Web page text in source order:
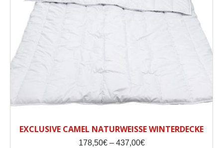
EXCLUSIVE CAMEL NATURWEISSE WINTERDECKE
178,50€ – 437,00€Price